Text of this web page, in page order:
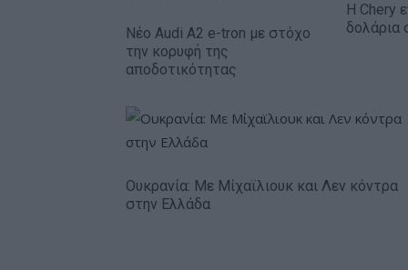
Νέο Audi A2 e-tron με στόχο
την κορυφή της
αποδοτικότητας
Η Chery
δολάρια
Ουκρανία: Με Μίχαϊλιουκ και Λεν κόντρα
στην Ελλάδα